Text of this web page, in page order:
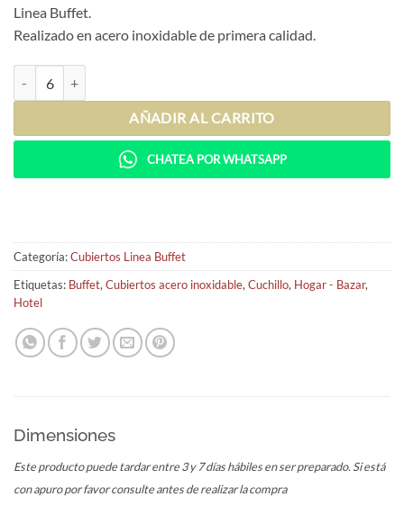
Linea Buffet.
Realizado en acero inoxidable de primera calidad.
AÑADIR AL CARRITO
CHATEA POR WHATSAPP
Categoría:Cubiertos Linea Buffet
Etiquetas: Buffet, Cubiertos acero inoxidable, Cuchillo, Hogar - Bazar,
Hotel
Dimensiones
Este producto puede tardar entre 3 y 7 días hábiles en ser preparado. Si está
con apuro por favor consulte antes de realizar la compra